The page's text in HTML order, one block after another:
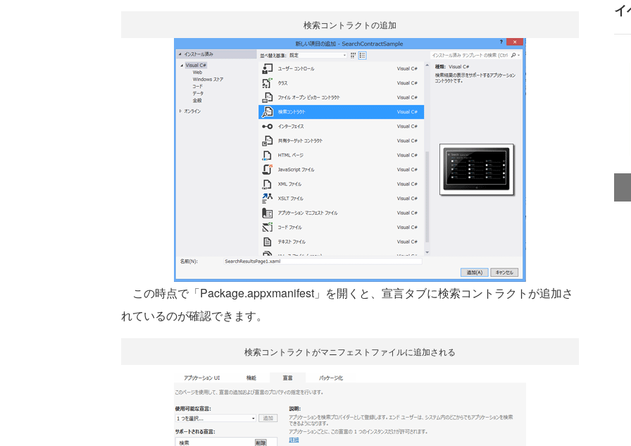
検索コントラクトの追加
この時点で「Package.appxmanifest」を開くと、宣言タブに検索コントラクトが追加さ
れているのが確認できます。
検索コントラクトがマニフェストファイルに追加される
イ